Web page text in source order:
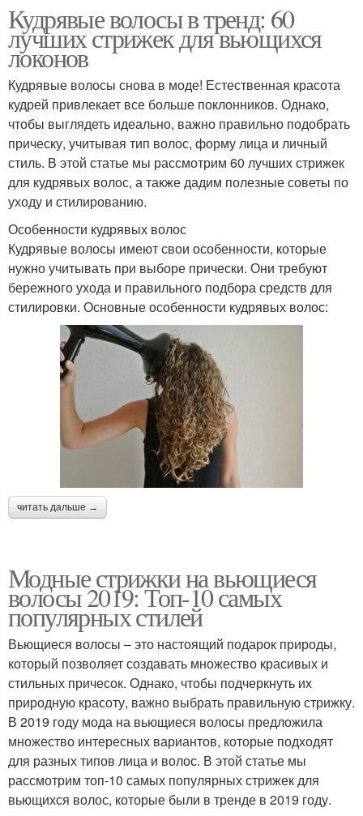
Кудрявые волосы в тренд: 60
лучших стрижек для вьющихся
локонов
Кудрявые волосы снова в моде! Естественная красота
кудрей привлекает все больше поклонников. Однако,
чтобы выглядеть идеально, важно правильно подобрать
прическу, учитывая тип волос, форму лица и личный
стиль. В этой статье мы рассмотрим 60 лучших стрижек
для кудрявых волос, а также дадим полезные советы по
уходу и стилированию.
Особенности кудрявых волос
Кудрявые волосы имеют свои особенности, которые
нужно учитывать при выборе прически. Они требуют
бережного ухода и правильного подбора средств для
стилировки. Основные особенности кудрявых волос:
читать дальше →
Модные стрижки на вьющиеся
волосы 2019: Топ-10 самых
популярных стилей
Вьющиеся волосы – это настоящий подарок природы,
который позволяет создавать множество красивых и
стильных причесок. Однако, чтобы подчеркнуть их
природную красоту, важно выбрать правильную стрижку.
В 2019 году мода на вьющиеся волосы предложила
множество интересных вариантов, которые подходят
для разных типов лица и волос. В этой статье мы
рассмотрим топ-10 самых популярных стрижек для
вьющихся волос, которые были в тренде в 2019 году.